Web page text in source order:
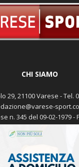
CHI SIAMO
29, 21100 Varese - Tel.
n. 345 del 09-02-1979
Michele
Pubblicità
redazione@varese-